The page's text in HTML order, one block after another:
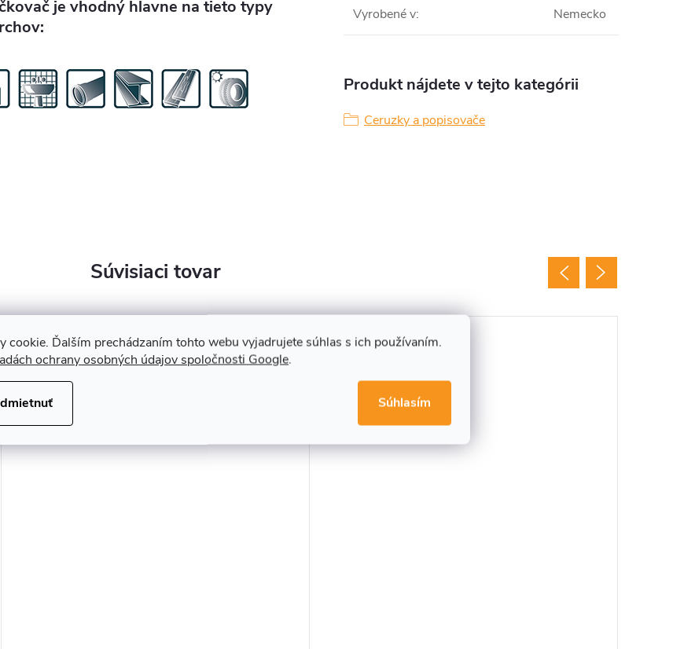
cookie. Ďalším prechádzaním tohto webu vyjadrujete súhlas s ich používaním.
ochrany osobných údajov spoločnosti Google.
Súhlasím
je vhodný hlavne na tieto typy
Vyrobené v: Nemecko
Produkt nájdete v tejto kategórii
Ceruzky a popisovače
Súvisiaci tovar